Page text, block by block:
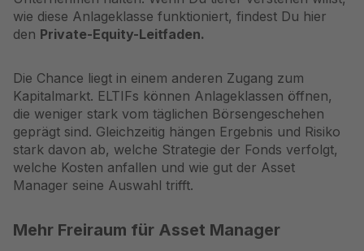
wie diese Anlageklasse funktioniert, findest Du hier
den Private-Equity-Leitfaden.
Die Chance liegt in einem anderen Zugang zum
Kapitalmarkt. ELTIFs können Anlageklassen öffnen,
die weniger stark vom täglichen Börsengeschehen
geprägt sind. Gleichzeitig hängen Ergebnis und Risiko
stark davon ab, welche Strategie der Fonds verfolgt,
welche Kosten anfallen und wie gut der Asset
Manager seine Auswahl trifft.
Mehr Freiraum für Asset Manager